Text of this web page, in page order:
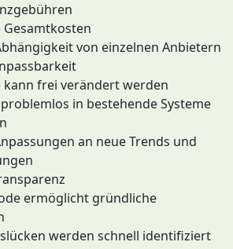
von einzelnen Anbietern
kann frei verändert werden
in bestehende Systeme
an neue Trends und
ermöglicht gründliche
werden schnell identifiziert